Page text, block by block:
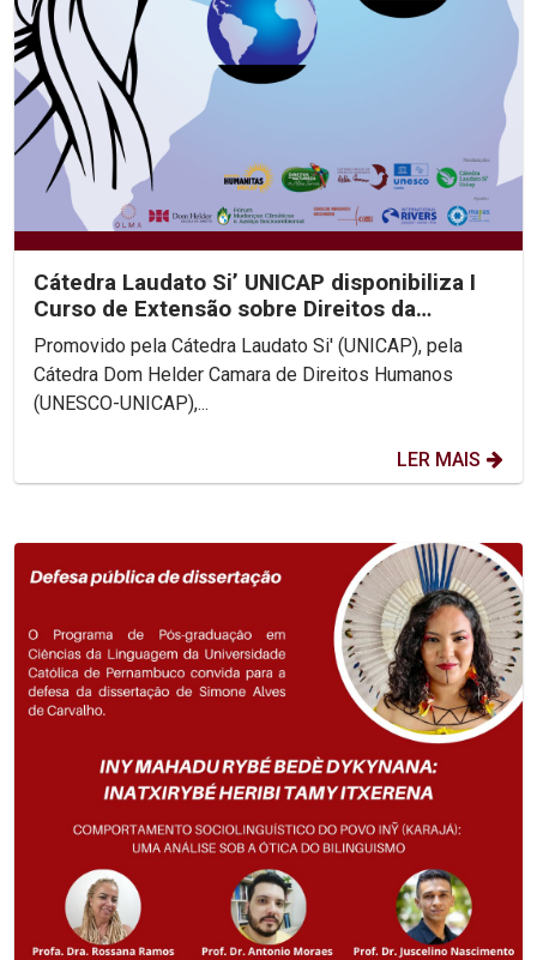
Cátedra Laudato Si’ UNICAP disponibiliza I
Curso de Extensão sobre Direitos da
Natureza de forma...
Promovido pela Cátedra Laudato Si' (UNICAP), pela
Cátedra Dom Helder Camara de Direitos Humanos
(UNESCO-UNICAP),...
LER MAIS